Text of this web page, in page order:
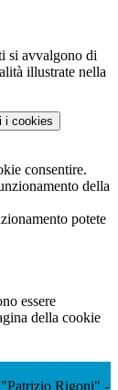
si avvalgono di
illustrate nella
i cookies
consentire.
della
potete
essere
della cookie
"Patrizio Rigoni" -